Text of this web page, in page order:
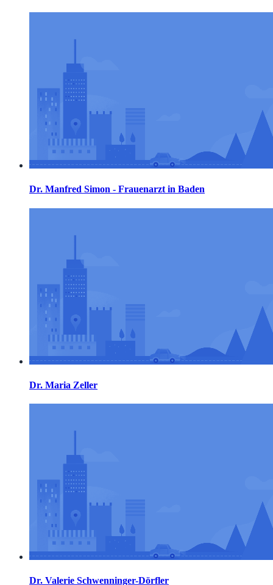
Dr. Manfred Simon - Frauenarzt in Baden
Dr. Maria Zeller
Dr. Valerie Schwenninger-Dörfler